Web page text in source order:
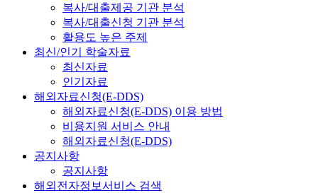
복사/대출제공 기관 분석
복사/대출신청 기관 분석
활용도 높은 주제
최신/인기 학술자료
최신자료
인기자료
해외자료신청(E-DDS)
해외자료신청(E-DDS) 이용 방법
비용지원 서비스 안내
해외자료신청(E-DDS)
공지사항
공지사항
해외전자정보서비스 검색